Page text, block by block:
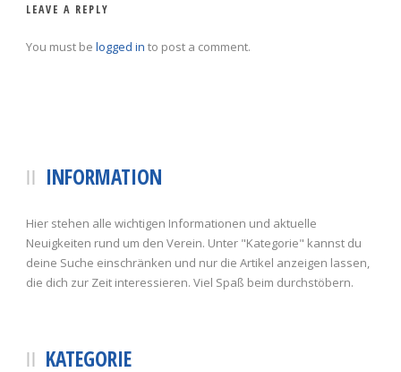
LEAVE A REPLY
You must be logged in to post a comment.
INFORMATION
Hier stehen alle wichtigen Informationen und aktuelle
Neuigkeiten rund um den Verein. Unter "Kategorie" kannst du
deine Suche einschränken und nur die Artikel anzeigen lassen,
die dich zur Zeit interessieren. Viel Spaß beim durchstöbern.
KATEGORIE